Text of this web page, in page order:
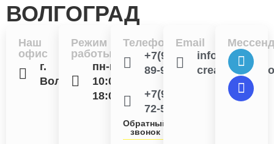
ВОЛГОГРАД
Наш
офис
г.
Волгоград
Режим
работы
пн-пт
10:00-
18:00
Телефоны
+7(949)-374-
89-95
+7(961)-284-
72-51
Обратный
звонок
Email
info@web-
creative.studio